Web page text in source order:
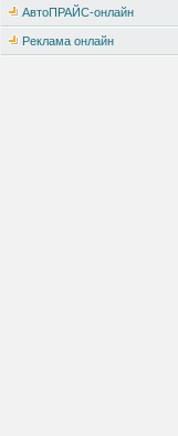
АвтоПРАЙС-онлайн
Реклама онлайн